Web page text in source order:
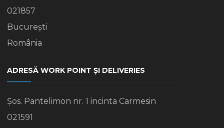
021857
București
România
ADRESĂ WORK POINT ȘI DELIVERIES
Șos. Pantelimon nr. 1 incinta Carmesin
021591